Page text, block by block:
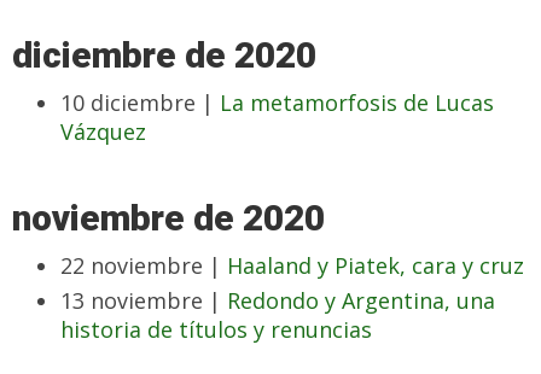
diciembre de 2020
10 diciembre | La metamorfosis de Lucas
Vázquez
noviembre de 2020
22 noviembre | Haaland y Piatek, cara y cruz
13 noviembre | Redondo y Argentina, una
historia de títulos y renuncias